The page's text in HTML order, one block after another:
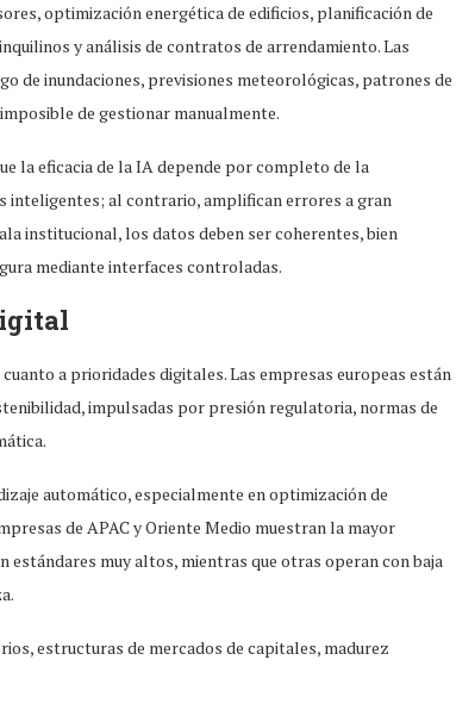
optimización energética de edificios, planificación de
y análisis de contratos de arrendamiento. Las
de inundaciones, previsiones meteorológicas, patrones de
de gestionar manualmente.
la eficacia de la IA depende por completo de la
inteligentes; al contrario, amplifican errores a gran
institucional, los datos deben ser coherentes, bien
mediante interfaces controladas.
a prioridades digitales. Las empresas europeas están
impulsadas por presión regulatoria, normas de
automático, especialmente en optimización de
de APAC y Oriente Medio muestran la mayor
muy altos, mientras que otras operan con baja
estructuras de mercados de capitales, madurez